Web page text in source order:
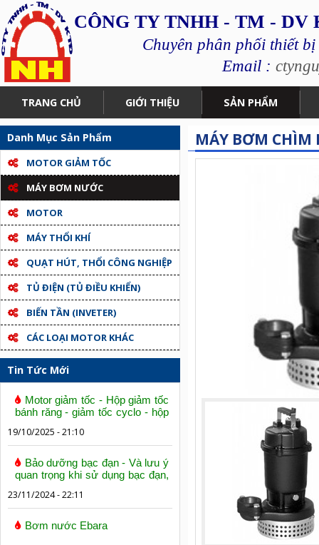
CÔNG TY TNHH - TM -
Chuyên phân phối thiết
Email :
TRANG CHỦ GIỚI THIỆU SẢN PHẨM
Danh Mục Sản Phẩm
MOTOR GIẢM TỐC
MÁY BƠM NƯỚC
MOTOR
MÁY THỔI KHÍ
QUẠT HÚT, THỔI CÔNG NGHIỆP
TỦ ĐIỆN (TỦ ĐIỀU KHIỂN)
BIẾN TẦN (INVETER)
CÁC LOẠI MOTOR KHÁC
Tin Tức Mới
Motor giảm tốc - Hộp giảm tốc
bánh răng - giảm tốc cyclo - hộp
19/10/2025 - 21:10
Bảo dưỡng bạc đạn - Và lưu ý
quan trọng khi sử dụng bạc đạn,
23/11/2024 - 22:11
Bơm nước Ebara
MÁY BƠM CHÌM